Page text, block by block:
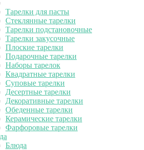
Тарелки для пасты
Стеклянные тарелки
Тарелки подстановочные
Тарелки закусочные
Плоские тарелки
Подарочные тарелки
Наборы тарелок
Квадратные тарелки
Суповые тарелки
Десертные тарелки
Декоративные тарелки
Обеденные тарелки
Керамические тарелки
Фарфоровые тарелки
Блюда